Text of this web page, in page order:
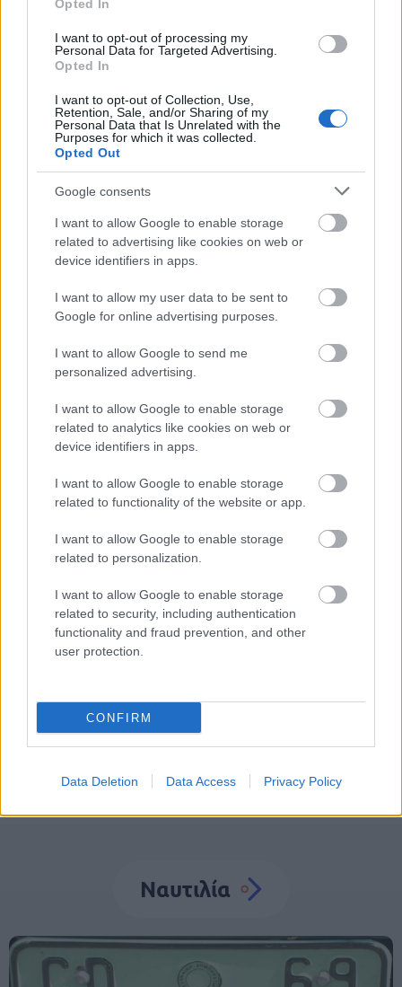
Opted In
I want to opt-out of processing my
Personal Data for Targeted Advertising.
Opted In
I want to opt-out of Collection, Use,
Retention, Sale, and/or Sharing of my
Personal Data that Is Unrelated with the
Purposes for which it was collected.
Opted Out
Google consents
I want to allow Google to enable storage
related to advertising like cookies on web or
device identifiers in apps.
I want to allow my user data to be sent to
Google for online advertising purposes.
I want to allow Google to send me
personalized advertising.
I want to allow Google to enable storage
related to analytics like cookies on web or
device identifiers in apps.
I want to allow Google to enable storage
related to functionality of the website or app.
I want to allow Google to enable storage
related to personalization.
I want to allow Google to enable storage
related to security, including authentication
functionality and fraud prevention, and other
user protection.
CONFIRM
Data Deletion Data Access Privacy Policy
Μάθε πρώτος όλες τις σημαντικές
ειδήσεις.
Βάλε το proson.gr στα αποτελέσματα
αναζήτησης της Google
Δημοφιλείς Ειδήσεις
e-ΕΦΚΑ: Έως 846 ευρώ επιπλέον στη
σύνταξη – Ποιοι δικαιούνται τα
χρήματα
κανονισμός για δόκιμους – Τι αλλάζει
σε διαμονή, σίτιση και πρακτική
ΔΥΠΑ: Ευκαιρία συνταξιοδότησης για
8.000 ανέργους άνω των 55 ετών –
Ξεκίνησαν οι αιτήσεις
ΥΠΕΣ: Προγραμματισμός προσλήψεων
Ναυτιλία